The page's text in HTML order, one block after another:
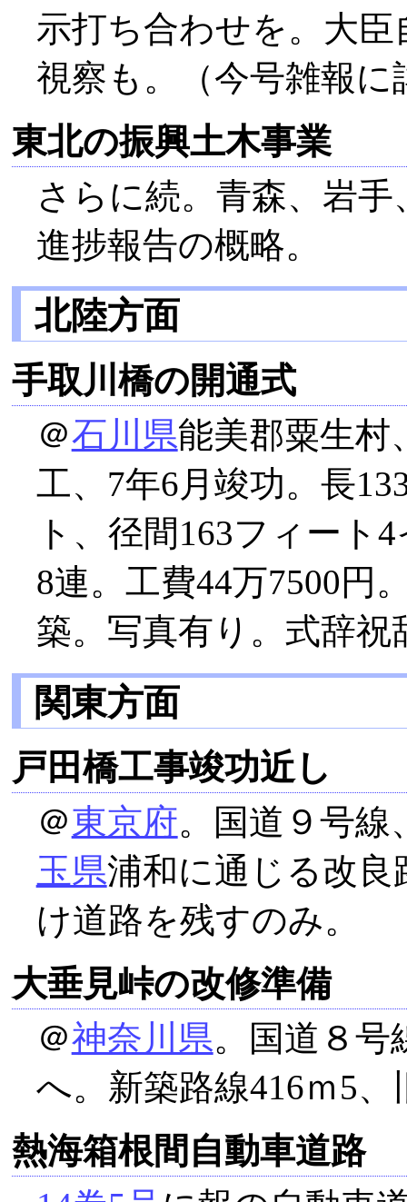
示打ち合わせを。大
視察も。（今号雑報に
東北の振興土木事業
さらに続。青森、岩
進捗報告の概略。
北陸方面
手取川橋の開通式
＠石川県能美郡粟生村
工、7年6月竣功。長
ト、径間163フィート
8連。工費44万7500円
築。写真有り。式辞祝
関東方面
戸田橋工事竣功近し
＠東京府。国道９号線
玉県浦和に通じる改
け道路を残すのみ。
大垂見峠の改修準備
＠神奈川県。国道８号
へ。新築路線416ｍ5
熱海箱根間自動車道路